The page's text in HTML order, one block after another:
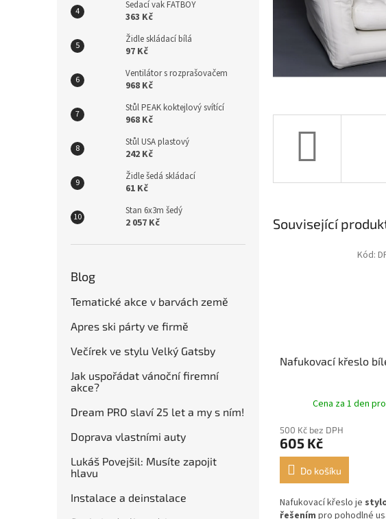
Sedací vak FATBOY
363 Kč
Židle skládací bílá
97 Kč
Ventilátor s rozprašovačem
968 Kč
Stůl PEAK koktejlový svítící
968 Kč
Stůl USA plastový
242 Kč
Židle šedá skládací
61 Kč
Stan 6x3m šedý
2 057 Kč
Blog
Tematické akce v barvách země
Apres ski párty ve firmě
Večírek ve stylu Velký Gatsby
Jak uspořádat vánoční firemní
akce?
Dream PRO slaví 25 let a my s ním!
Doprava vlastními auty
Lukáš Povejšil: Musíte zapojit
hlavu
Instalace a deinstalace
Související
Nafukovací křeslo
Cena za 1 den
500 Kč bez DPH
605 Kč
Do košíku
Nafukovací křeslo je
řešením pro pohodlné
Kód: